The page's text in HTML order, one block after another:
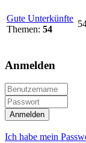
Gute Unterkünfte
Themen: 54
Anmelden
Ich habe mein